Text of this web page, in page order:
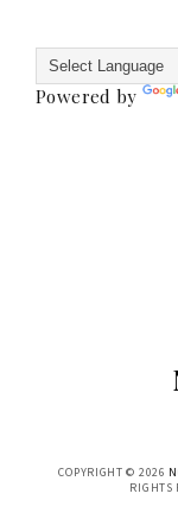
Powered by
COPYRIGHT © 2026
RIGHTS